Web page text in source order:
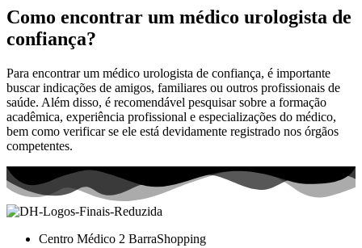
Como encontrar um médico urologista de
confiança?
Para encontrar um médico urologista de confiança, é importante
buscar indicações de amigos, familiares ou outros profissionais de
saúde. Além disso, é recomendável pesquisar sobre a formação
acadêmica, experiência profissional e especializações do médico,
bem como verificar se ele está devidamente registrado nos órgãos
competentes.
Centro Médico 2 BarraShopping